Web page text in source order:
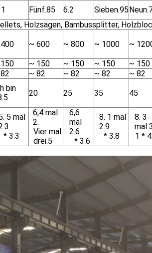
Fünf.85 6.2 Sieben.95
Holzsägen, Bambussplitter,
~ 600 ~ 800 ~ 1000 ~
~ 150 ~ 150 ~ 150 ~ 150
~ 82 ~ 82 ~ 82 ~ 82
bin
20 25 35 45
5 mal
* 3.3
6,4 mal
2.
Vier mal
drei.5
6,6
mal
2.6
* 3.6
8. 1 mal
2.9
* 3.8
8. 3
mal
1 *